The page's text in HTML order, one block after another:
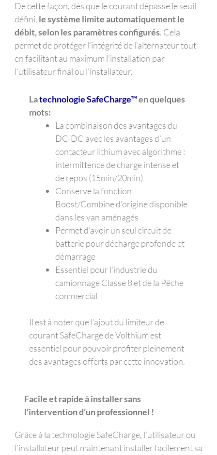
De cette façon, dès que le courant dépasse le seuil
défini, le système limite automatiquement le
débit, selon les paramètres configurés. Cela
permet de protéger l’intégrité de l’alternateur tout
en facilitant au maximum l’installation par
l’utilisateur final ou l’installateur.
Latechnologie SafeCharge™en quelques
mots:
La combinaison des avantages du
DC-DC avec les avantages d’un
contacteur lithium avec algorithme :
intermittence de charge intense et
de repos (15min/20min)
Conserve la fonction
Boost/Combine d’origine disponible
dans les van aménagés
Permet d’avoir un seul circuit de
batterie pour décharge profonde et
démarrage
Essentiel pour l’industrie du
camionnage Classe 8 et de la Pêche
commercial
Il est à noter que l’ajout du limiteur de
courant SafeCharge de Volthium est
essentiel pour pouvoir profiter pleinement
des avantages offerts par cette innovation.
Facile et rapide à installer sans
l’intervention d’un professionnel !
Grâce à la technologie SafeCharge, l’utilisateur ou
l’installateur peut maintenant installer facilement sa